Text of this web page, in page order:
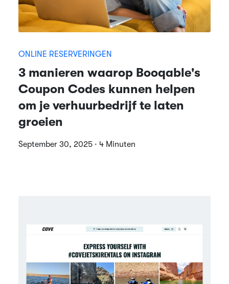
ONLINE RESERVERINGEN
3 manieren waarop Booqable's
Coupon Codes kunnen helpen
om je verhuurbedrijf te laten
groeien
September 30, 2025 · 4 Minuten